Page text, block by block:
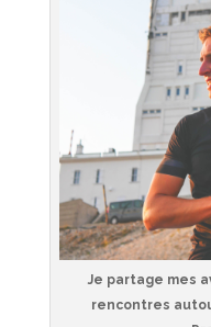
Je partage mes
rencontres